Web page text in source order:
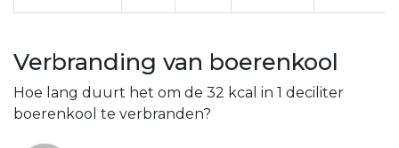
Verbranding van boerenkool
Hoe lang duurt het om de 32 kcal in 1 deciliter
boerenkool te verbranden?